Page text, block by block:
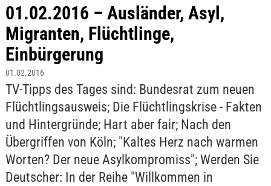
01.02.2016 – Ausländer, Asyl,
Migranten, Flüchtlinge,
Einbürgerung
01.02.2016
TV-Tipps des Tages sind: Bundesrat zum neuen
Flüchtlingsausweis; Die Flüchtlingskrise - Fakten
und Hintergründe; Hart aber fair; Nach den
Übergriffen von Köln; "Kaltes Herz nach warmen
Worten? Der neue Asylkompromiss"; Werden Sie
Deutscher: In der Reihe "Willkommen in